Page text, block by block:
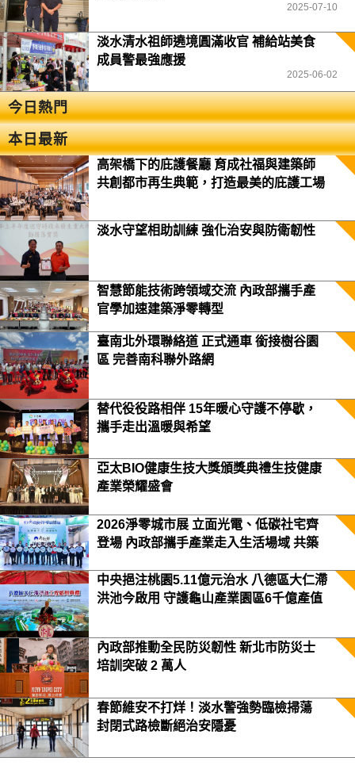
2025-07-10
淡水清水祖師遶境圓滿收官 補給站美食
成員警最強應援
2025-06-02
今日熱門
本日最新
高架橋下的庇護餐廳 育成社福與建築師
共創都市再生典範，打造最美的庇護工場
淡水守望相助訓練 強化治安與防衛韌性
智慧節能技術跨領域交流 內政部攜手產
官學加速建築淨零轉型
臺南北外環聯絡道 正式通車 銜接樹谷園
區 完善南科聯外路網
替代役役路相伴 15年暖心守護不停歇，
攜手走出溫暖與希望
亞太BIO健康生技大獎頒獎典禮生技健康
產業榮耀盛會
2026淨零城市展 立面光電、低碳社宅齊
登場 內政部攜手產業走入生活場域 共築
中央挹注桃園5.11億元治水 八德區大仁滯
洪池今啟用 守護龜山產業園區6千億產值
內政部推動全民防災韌性 新北市防災士
培訓突破 2 萬人
春節維安不打烊！淡水警強勢臨檢掃蕩
封閉式路檢斷絕治安隱憂